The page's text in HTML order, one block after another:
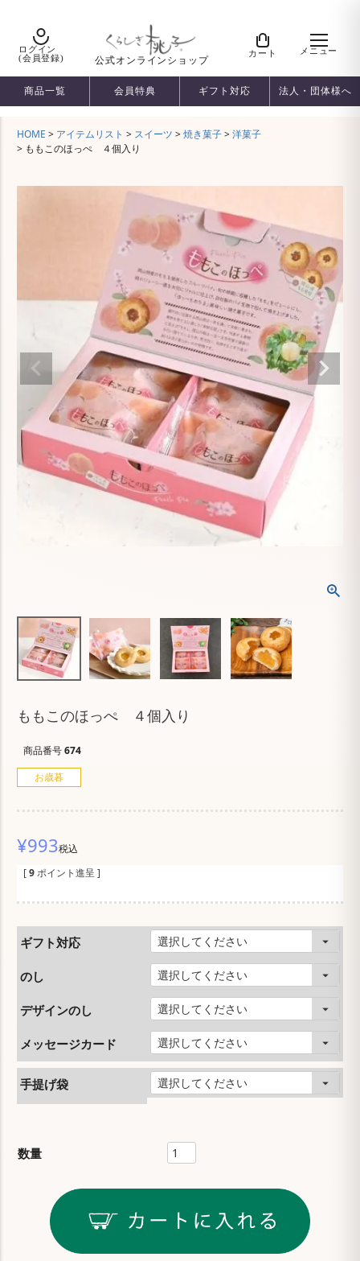
ログイン
(会員登録)
公式オンラインショップ
カート メニュー
商品一覧 会員特典 ギフト対応 法人・団体様へ
HOME アイテムリスト スイーツ 焼き菓子
洋菓子
ももこのほっぺ ４個入り
ももこのほっぺ ４個入り
商品番号674
お歳暮
¥993税込
[9ポイント進呈 ]
ギフト対応
のし
デザインのし
メッセージカード
手提げ袋